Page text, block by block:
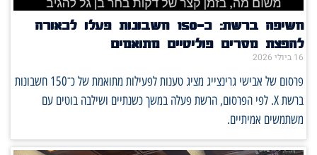
חשיפה ברשת: כ־150 חשבונות פעלו לכאורה
להפצת מסרים פוליטיים מתואמים
16 ביולי 2026
פרסום של אבישי גרינצייג מציג טענות לפעילות מתואמת של כ־150 חשבונות
ברשת X. לפי הפרסום, הרשת פעלה במשך כשנתיים ושילבה בוטים עם
משתמשים אמיתיים.